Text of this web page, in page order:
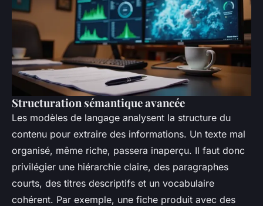
Structuration sémantique avancée
Les modèles de langage analysent la structure du
contenu pour extraire des informations. Un texte mal
organisé, même riche, passera inaperçu. Il faut donc
privilégier une hiérarchie claire, des paragraphes
courts, des titres descriptifs et un vocabulaire
cohérent. Par exemple, une fiche produit avec des